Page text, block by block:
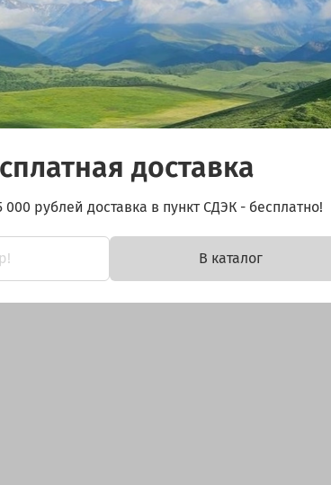
специально для безопасной
обладает отличными
сохраняя напитки холодными в
доставка
000 рублей доставка в пункт СДЭК - бесплатно!
В каталог